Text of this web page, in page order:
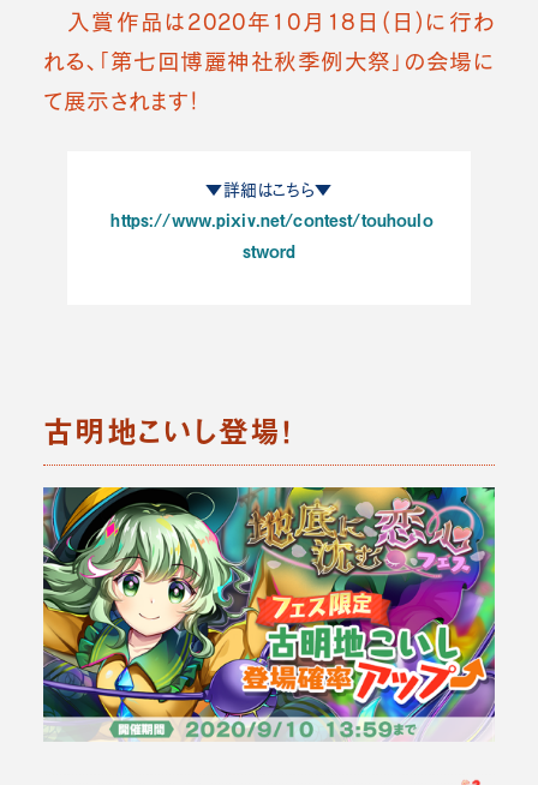
入賞作品は2020年10月18日(日)に行わ
れる、「第七回博麗神社秋季例大祭」の会場に
て展示されます！
▼詳細はこちら▼
https://www.pixiv.net/contest/touhoulo
stword
古明地こいし登場！